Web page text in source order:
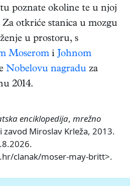
poznate okoline te u njoj
otkriće stanica u mozgu
u prostoru, s
Moserom i Johnom
Nobelovu nagradu za
2014.
enciklopedija, mrežno
zavod Miroslav Krleža, 2013.
clanak/moser-may-britt>.